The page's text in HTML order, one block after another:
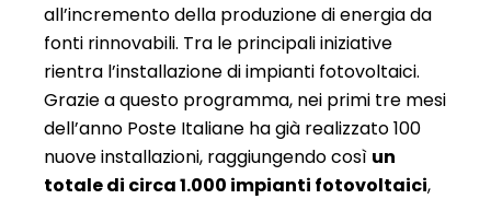
all’incremento della produzione di energia da
fonti rinnovabili. Tra le principali iniziative
rientra l’installazione di impianti fotovoltaici.
Grazie a questo programma, nei primi tre mesi
dell’anno Poste Italiane ha già realizzato 100
nuove installazioni, raggiungendo così un
totale di circa 1.000 impianti fotovoltaici,